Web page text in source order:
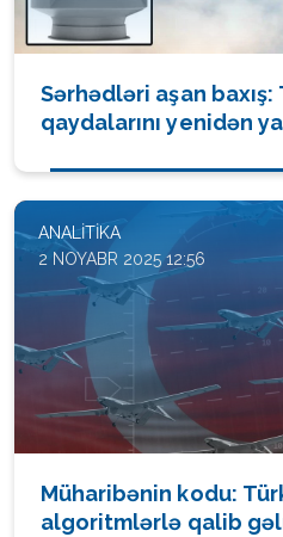
Sərhədləri aşan
qaydalarını yenidən
ANALITIKA
2 NOYABR 2025 12:56
Müharibənin kodu:
algoritmlərlə qalib